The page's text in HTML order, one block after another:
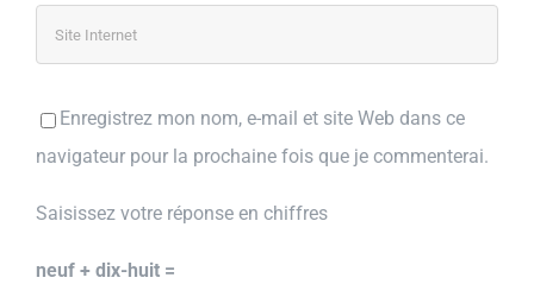
Enregistrez mon nom, e-mail et site Web dans ce
navigateur pour la prochaine fois que je commenterai.
Saisissez votre réponse en chiffres
neuf + dix-huit =